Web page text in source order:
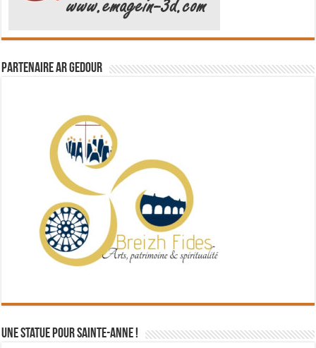
Partenaire Ar Gedour
Une statue pour Sainte-Anne !